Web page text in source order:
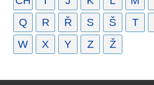
Q
R Ř S Š T
W
X Y Z Ž